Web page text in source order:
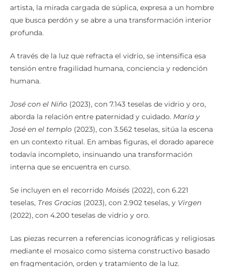
artista, la mirada cargada de súplica, expresa a un hombre
que busca perdón y se abre a una transformación interior
profunda.
A través de la luz que refracta el vidrio, se intensifica esa
tensión entre fragilidad humana, conciencia y redención
humana.
José con el Niño (2023), con 7.143 teselas de vidrio y oro,
aborda la relación entre paternidad y cuidado. María y
José en el templo (2023), con 3.562 teselas, sitúa la escena
en un contexto ritual. En ambas figuras, el dorado aparece
todavía incompleto, insinuando una transformación
interna que se encuentra en curso.
Se incluyen en el recorrido Moisés (2022), con 6.221
teselas, Tres Gracias (2023), con 2.902 teselas, y Virgen
(2022), con 4.200 teselas de vidrio y oro.
Las piezas recurren a referencias iconográficas y religiosas
mediante el mosaico como sistema constructivo basado
en fragmentación, orden y tratamiento de la luz.